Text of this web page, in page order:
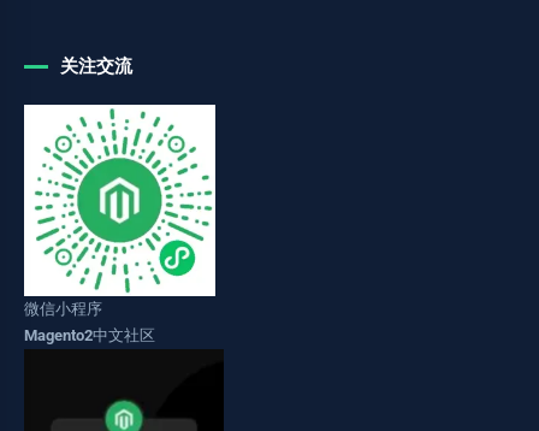
关注交流
微信小程序
Magento2中文社区